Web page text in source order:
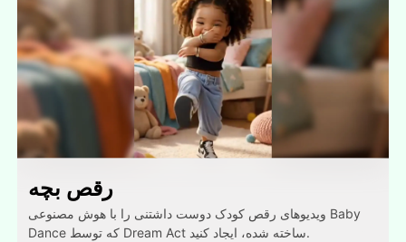
رقص بچه
ویدیوهای رقص کودک دوست داشتنی را با هوش مصنوعی Baby
Dance که توسط Dream Act ساخته شده، ایجاد کنید.